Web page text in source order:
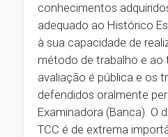
conhecimentos
adequado ao Histórico
à sua capacidade de
método de trabalho e ao
avaliação é pública e os
defendidos oralmente
Examinadora (Banca). O
TCC é de extrema